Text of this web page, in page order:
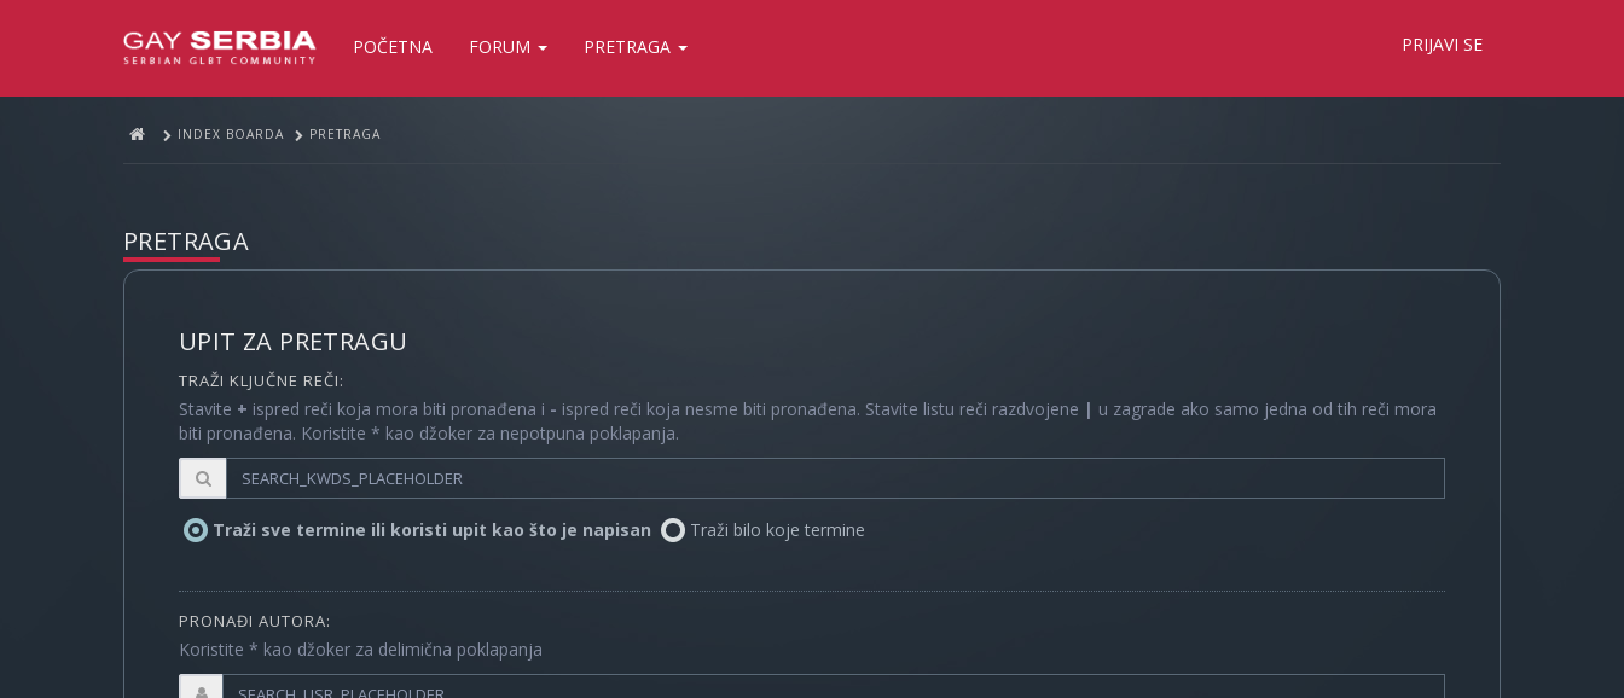
POČETNA FORUM PRETRAGA PRIJAVI SE
INDEX BOARDA PRETRAGA
PRETRAGA
UPIT ZA PRETRAGU
TRAŽI KLJUČNE REČI:
Stavite + ispred reči koja mora biti pronađena i - ispred reči koja nesme biti pronađena. Stavite listu reči razdvojene | u zagrade ako samo jedna od tih reči mora
biti pronađena. Koristite * kao džoker za nepotpuna poklapanja.
Traži sve termine ili koristi upit kao što je napisan Traži bilo koje termine
PRONAĐI AUTORA:
Koristite * kao džoker za delimična poklapanja